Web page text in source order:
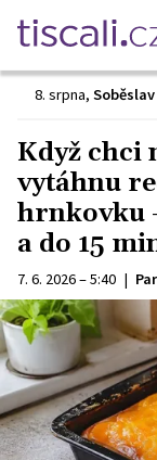
8. srpna, Soběslav
Když chci
vytáhnu
hrnkovku
a do 15
7. 6. 2026 – 5:40 |